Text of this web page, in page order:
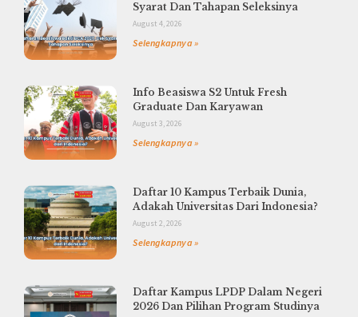
Syarat Dan Tahapan Seleksinya
August 4, 2026
Selengkapnya »
Info Beasiswa S2 Untuk Fresh
Graduate Dan Karyawan
August 3, 2026
Selengkapnya »
Daftar 10 Kampus Terbaik Dunia,
Adakah Universitas Dari Indonesia?
August 2, 2026
Selengkapnya »
Daftar Kampus LPDP Dalam Negeri
2026 Dan Pilihan Program Studinya